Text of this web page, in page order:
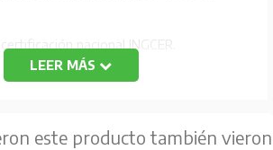
nacional INGCER.
6 KA IEC 898.
LEER MÁS
este producto también vieron